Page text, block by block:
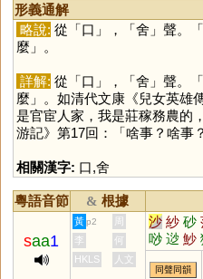
形義通解
略說: 從「口 」，「舍 」聲。「
麼」。
詳解: 從「口 」，「舍 」聲。「
麼」。如清代文康《兒女英雄
是官宦人家，我是莊稼務農的
游記》第17回：「啥事？啥事
相關漢字: 口,舍
粵語音節 & 根據
saa1
黃 p2 周 沙 紗 砂
唦 逤 魦
李
何
HKLS
人文
同聲同韻